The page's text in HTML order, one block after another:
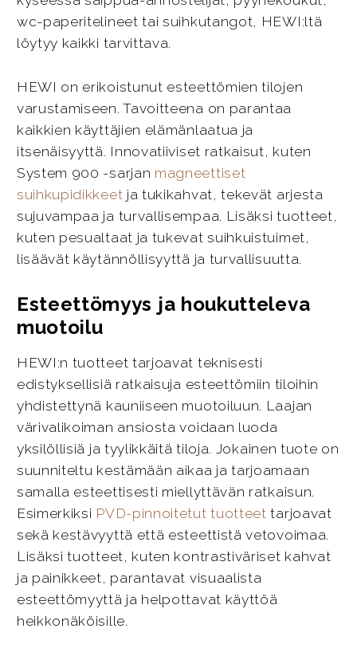
wc-paperitelineet tai suihkutangot, HEWI:ltä
löytyy kaikki tarvittava.
HEWI on erikoistunut esteettömien tilojen
varustamiseen. Tavoitteena on parantaa
kaikkien käyttäjien elämänlaatua ja
itsenäisyyttä. Innovatiiviset ratkaisut, kuten
System 900 -sarjan magneettiset
suihkupidikkeet ja tukikahvat, tekevät arjesta
sujuvampaa ja turvallisempaa. Lisäksi tuotteet,
kuten pesualtaat ja tukevat suihkuistuimet,
lisäävät käytännöllisyyttä ja turvallisuutta.
Esteettömyys ja houkutteleva
muotoilu
HEWI:n tuotteet tarjoavat teknisesti
edistyksellisiä ratkaisuja esteettömiin tiloihin
yhdistettynä kauniiseen muotoiluun. Laajan
värivalikoiman ansiosta voidaan luoda
yksilöllisiä ja tyylikkäitä tiloja. Jokainen tuote on
suunniteltu kestämään aikaa ja tarjoamaan
samalla esteettisesti miellyttävän ratkaisun.
Esimerkiksi PVD-pinnoitetut tuotteet tarjoavat
sekä kestävyyttä että esteettistä vetovoimaa.
Lisäksi tuotteet, kuten kontrastiväriset kahvat
ja painikkeet, parantavat visuaalista
esteettömyyttä ja helpottavat käyttöä
heikkonäköisille.